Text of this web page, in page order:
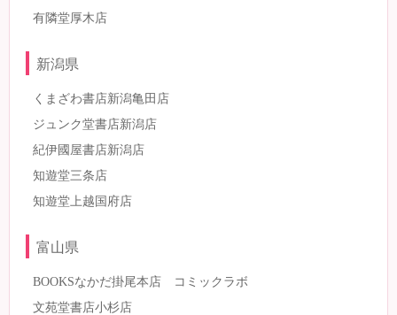
有隣堂厚木店
新潟県
くまざわ書店新潟亀田店
ジュンク堂書店新潟店
紀伊國屋書店新潟店
知遊堂三条店
知遊堂上越国府店
富山県
BOOKSなかだ掛尾本店 コミックラボ
文苑堂書店小杉店